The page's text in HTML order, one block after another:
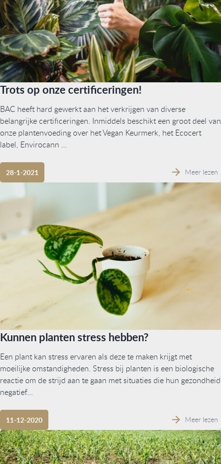
Trots op onze certificeringen!
BAC heeft hard gewerkt aan het verkrijgen van diverse
belangrijke certificeringen. Inmiddels beschikt een groot deel van
onze plantenvoeding over het Vegan Keurmerk, het Ecocert
label, Envirocann ...
28-1-2021 Meer lezen
Kunnen planten stress hebben?
Een plant kan stress ervaren als deze te maken krijgt met
moeilijke omstandigheden. Stress bij planten is een biologische
reactie om de strijd aan te gaan met situaties die hun gezondheid
negatief...
11-12-2020 Meer lezen